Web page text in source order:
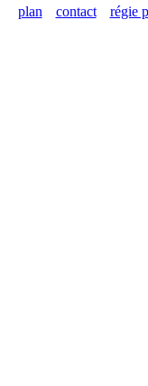
plan contact régie